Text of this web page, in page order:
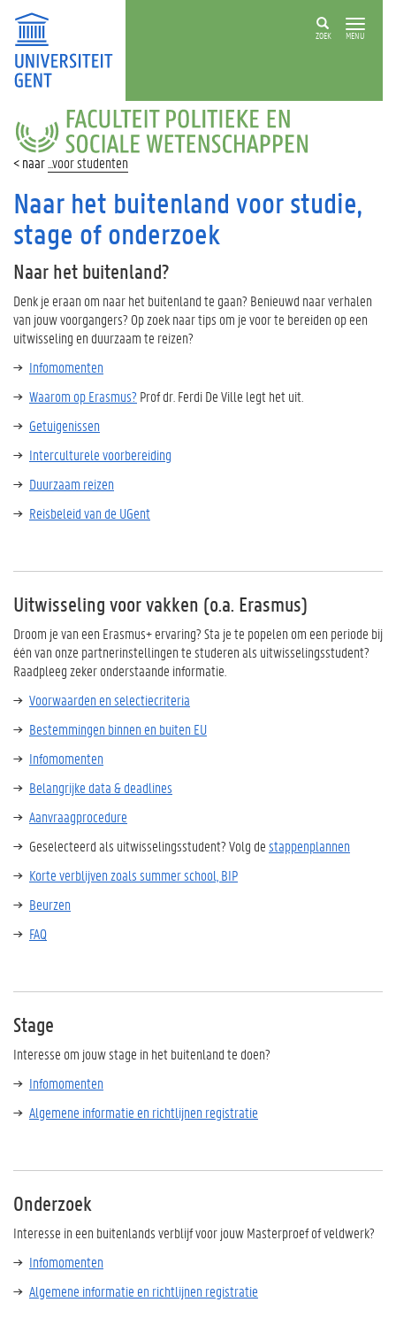
ZOEK MENU
FACULTEIT
POLITIEKE
EN
SOCIALE...voor studenten
Naar het buitenland voor studie,
stage of onderzoek
Naar het buitenland?
Denk je eraan om naar het buitenland te gaan? Benieuwd naar verhalen
van jouw voorgangers? Op zoek naar tips om je voor te bereiden op een
uitwisseling en duurzaam te reizen?
Infomomenten
Waarom op Erasmus? Prof dr. Ferdi De Ville legt het uit.
Getuigenissen
Interculturele voorbereiding
Duurzaam reizen
Reisbeleid van de UGent
Uitwisseling voor vakken (o.a. Erasmus)
Droom je van een Erasmus+ ervaring? Sta je te popelen om een periode bij
één van onze partnerinstellingen te studeren als uitwisselingsstudent?
Raadpleeg zeker onderstaande informatie.
Voorwaarden en selectiecriteria
Bestemmingen binnen en buiten EU
Infomomenten
Belangrijke data & deadlines
Aanvraagprocedure
Geselecteerd als uitwisselingsstudent? Volg destappenplannen
Korte verblijven zoals summer school, BIP
Beurzen
FAQ
Stage
Interesse om jouw stage in het buitenland te doen?
Infomomenten
Algemene informatie en richtlijnen registratie
Onderzoek
Interesse in een buitenlands verblijf voor jouw Masterproef of veldwerk?
Infomomenten
Algemene informatie en richtlijnen registratie